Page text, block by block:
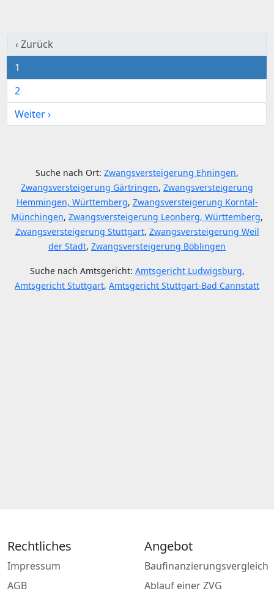
‹ Zurück
1
2
Weiter ›
Suche nach Ort: Zwangsversteigerung Ehningen,
Zwangsversteigerung Gärtringen, Zwangsversteigerung
Hemmingen, Württemberg, Zwangsversteigerung Korntal-
Münchingen, Zwangsversteigerung Leonberg, Württemberg,
Zwangsversteigerung Stuttgart, Zwangsversteigerung Weil
der Stadt, Zwangsversteigerung Böblingen
Suche nach Amtsgericht: Amtsgericht Ludwigsburg,
Amtsgericht Stuttgart, Amtsgericht Stuttgart-Bad Cannstatt
Rechtliches
Impressum
AGB
Angebot
Baufinanzierungsvergleich
Ablauf einer ZVG